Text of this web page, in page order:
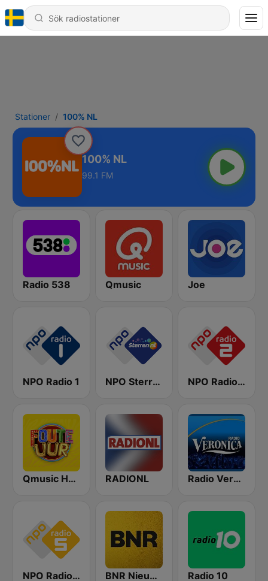
Stationer 100% NL
100% NL
99.1 FM
Radio 538 Qmusic Joe
NPO Radio 1 NPO Sterren NPO Radio 2
Qmusic Het Foute Uur RADIONL Radio Veronica
NPO Radio 5 BNR Nieuwsradio Radio 10